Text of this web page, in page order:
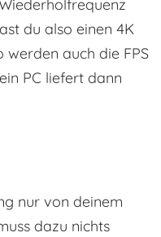
du also einen 4K
auch die FPS
PC liefert dann
nur von deinem
dazu nichts